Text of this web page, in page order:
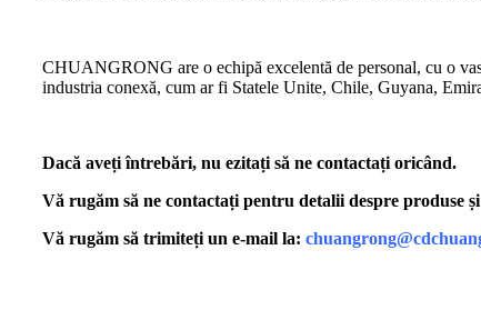
CHUANGRONG are o echipă excelentă de personal, cu o
industria conexă, cum ar fi Statele Unite, Chile, Guyana,
Dacă aveți întrebări, nu ezitați să ne contactați oricând.
Vă rugăm să ne contactați pentru detalii despre produse
Vă rugăm să trimiteți un e-mail la: